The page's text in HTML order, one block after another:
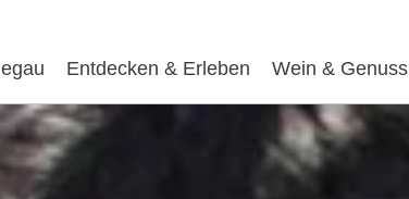
Entdecken & Erleben Wein & Genuss